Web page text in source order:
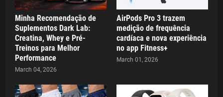
Minha Recomendação de
Suplementos Dark Lab:
Creatina, Whey e Pré-
Treinos para Melhor
Performance
March 04, 2026
AirPods Pro 3 trazem
medição de frequência
cardíaca e nova experiência
no app Fitness+
March 01, 2026